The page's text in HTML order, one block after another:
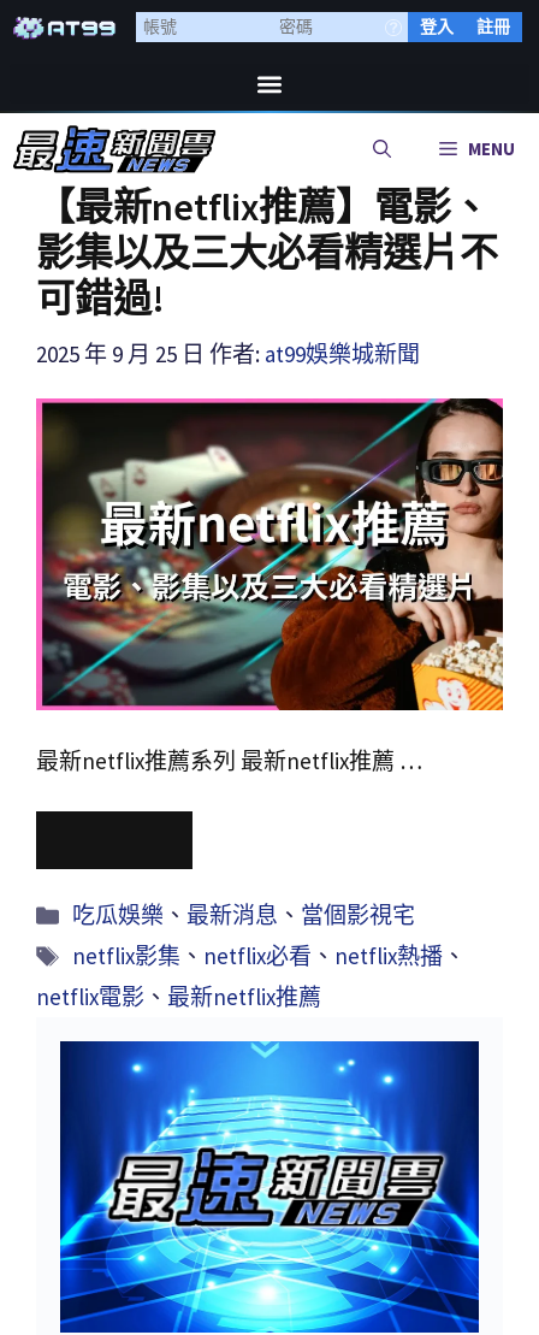
登入 註冊
MENU
【最新netflix推薦】電影、
影集以及三大必看精選片不
可錯過!
2025 年 9 月 25 日 作者: at99娛樂城新聞
最新netflix推薦系列 最新netflix推薦 …
吃瓜娛樂 、最新消息 、 當個影視宅
netflix影集 、 netflix必看 、 netflix熱播 、
netflix電影 、 最新netflix推薦